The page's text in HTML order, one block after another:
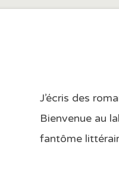
J’écris des
Bienvenue au
fantôme